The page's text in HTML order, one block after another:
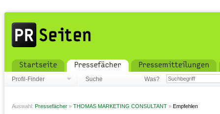
Startseite Pressefächer Pressemitteilungen
Profil-Finder Suche Was?
Auswahl: Pressefächer » THOMAS MARKETING CONSULTANT » Empfehlen